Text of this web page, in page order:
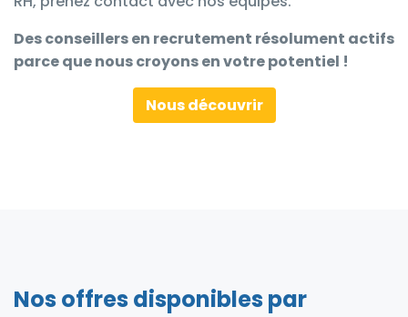
Des conseillers en recrutement résolument actifs
parce que nous croyons en votre potentiel !
Nous découvrir
Nos offres disponibles par